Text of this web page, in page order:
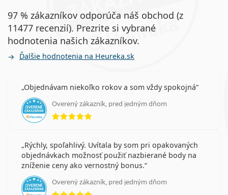
97 % zákazníkov odporúča náš obchod (z
11477 recenzií). Prezrite si vybrané
hodnotenia našich zákazníkov.
Ďalšie hodnotenia na Heureka.sk
Objednávam niekoľko rokov a som vždy spokojná
Overený zákazník, pred jedným dňom
hodnotenie 5 z 5
Rýchly, spoľahlivý. Uvítala by som pri opakovaných
objednávkach možnosť použiť nazbierané body na
zníženie ceny ako vernostný bonus.
Overený zákazník, pred jedným dňom
hodnotenie 5 z 5